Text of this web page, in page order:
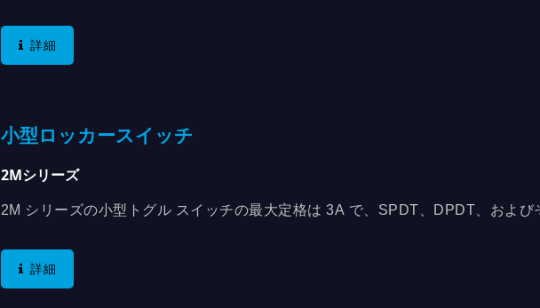
に準拠しています。ロッカースイッチ1Mシリーズでは、90度および180度のデザ
に加えて、縦方向または横方向の操作方法を選択することもでき、ユーザーの習
みのスタイルを持っており、德利威のロッカースイッチを使用する際に、より多
選択肢を提供します。
詳細
小型ロッカースイッチ
2Mシリーズ
2M シリーズの小型トグル スイッチの最大定格は 3A で、SPDT、DPDT、および
の位置も様々な角度で設計されています。トリガ防止のため、LOCK機能付きハ
ルも選択可能です。 携帯通信機器、テスト機器、医療機器などに応用。
詳細